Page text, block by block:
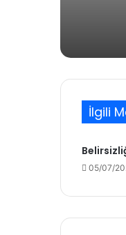
Bir
24/
İlgili
05/07/